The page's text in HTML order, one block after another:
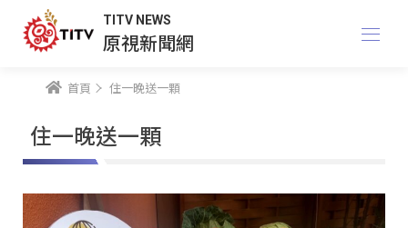
TITV NEWS
原視新聞網
首頁 住一晚送一顆
住一晚送一顆